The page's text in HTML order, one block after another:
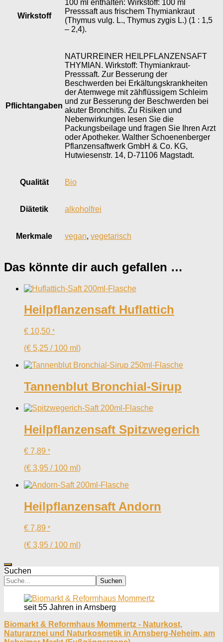
Wirkstoff
100 ml enthalten: Wirkstoff: 100 ml
Presssaft aus frischem Thymiankraut
(Thymus vulg. L., Thymus zygis L.) (1 : 1,5
– 2,4).
Pflichtangaben
NATURREINER HEILPFLANZENSAFT
THYMIAN. Wirkstoff: Thymiankraut-
Presssaft. Zur Besserung der
Beschwerden bei Erkältungskrankheiten
der Atemwege mit zähflüssigem Schleim
und zur Besserung der Beschwerden bei
akuter Bronchitis. Zu Risiken und
Nebenwirkungen lesen Sie die
Packungsbeilage und fragen Sie Ihren Arzt
oder Apotheker. Walther Schoenenberger
Pflanzensaftwerk GmbH & Co. KG,
Hutwiesenstr. 14, D-71106 Magstadt.
Qualität Bio
Diätetik alkoholfrei
Merkmale vegan, vegetarisch
Das könnte dir auch gefallen …
Heilpflanzensaft Huflattich
€ 10,50 *
(€ 5,25 / 100 ml )
Tannenblut Bronchial-Sirup
Heilpflanzensaft Spitzwegerich
€ 7,89 *
(€ 3,95 / 100 ml )
Heilpflanzensaft Andorn
€ 7,89 *
(€ 3,95 / 100 ml )
Suchen
Suchen
seit 55 Jahren in Arnsberg
Biomarkt & Reformhaus Mommertz - Naturkost,
Naturarznei und Naturkosmetik in Arnsberg-Neheim, am